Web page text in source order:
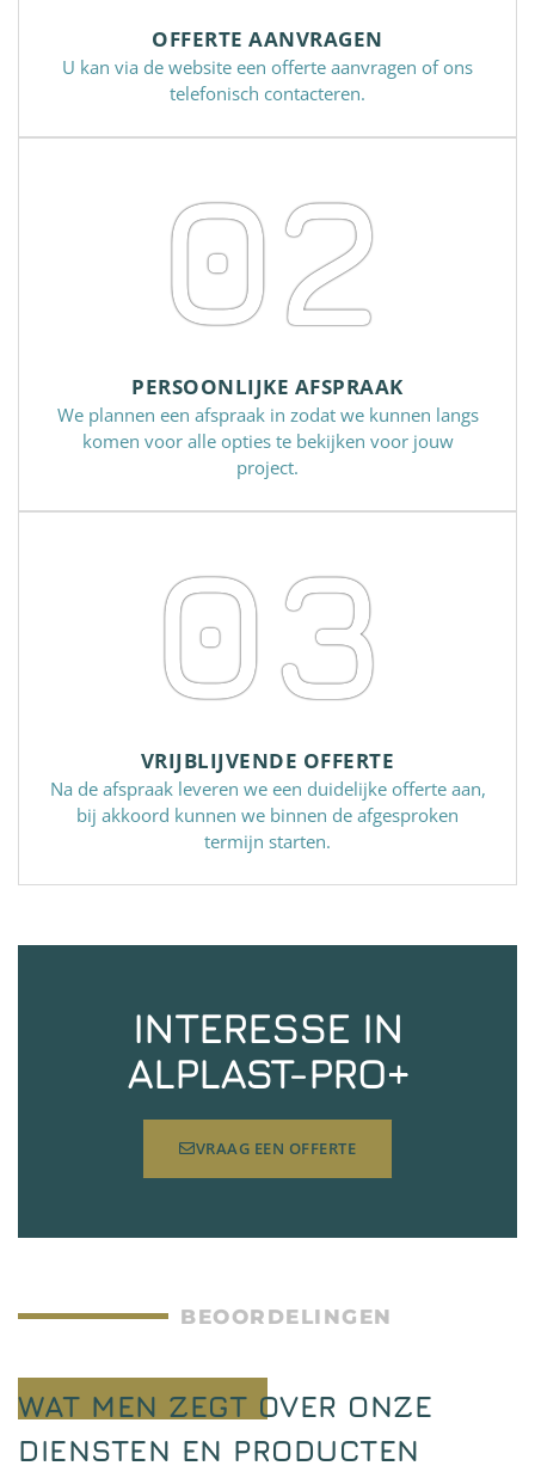
OFFERTE AANVRAGEN
U kan via de website een offerte aanvragen of ons
telefonisch contacteren.
02
PERSOONLIJKE AFSPRAAK
We plannen een afspraak in zodat we kunnen langs
komen voor alle opties te bekijken voor jouw
project.
03
VRIJBLIJVENDE OFFERTE
Na de afspraak leveren we een duidelijke offerte aan,
bij akkoord kunnen we binnen de afgesproken
termijn starten.
INTERESSE IN
ALPLAST-PRO+
VRAAG EEN OFFERTE
BEOORDELINGEN
WAT MEN ZEGT OVER ONZE
DIENSTEN EN PRODUCTEN